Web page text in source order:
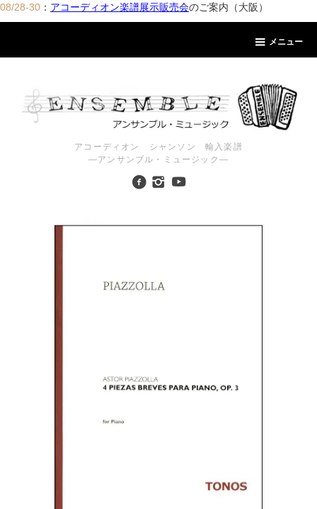
08/28-30 ： アコーディオン楽譜展示販売会のご案内（大阪）
メニュー
アコーディオン シャンソン 輸入楽譜
―アンサンブル・ミュージック―